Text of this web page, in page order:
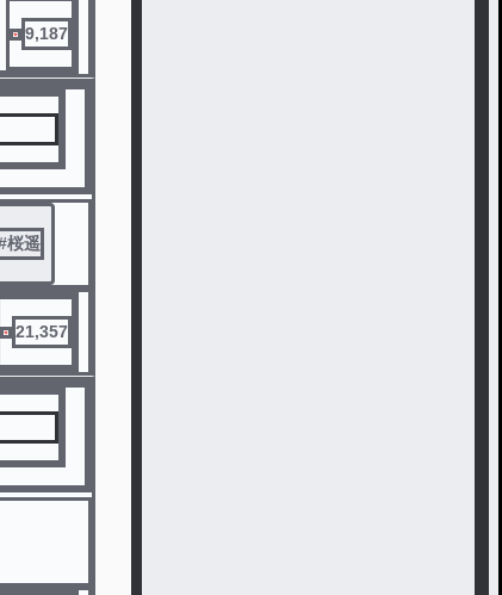
9,187
桜遥
21,357